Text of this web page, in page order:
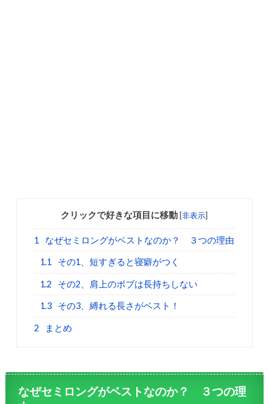
クリックで好きな項目に移動 [非表示]
1 なぜセミロングがベストなのか？ ３つの理由
1.1 その1、短すぎると寝癖がつく
1.2 その2、肩上のボブは長持ちしない
1.3 その3、縛れる長さがベスト！
2 まとめ
なぜセミロングがベストなのか？ ３つの理